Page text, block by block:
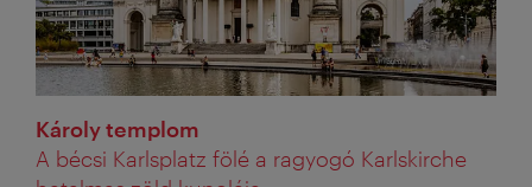
Károly templom
A bécsi Karlsplatz fölé a ragyogó Karlskirche